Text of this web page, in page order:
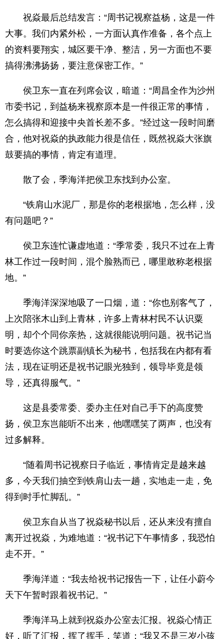
祝焱最后总结发言：“周书记视察益杨，这是一件
大事。我们内紧外松，一方面认真作准备，各个点上
的资料要翔实，城区要干净、整洁，另一方面也不要
搞得沸沸扬扬，要注意保密工作。”
侯卫东一直在列席会议，暗道：“周昌全作为沙州
市委书记，到益杨来视察原本是一件很正常的事情，
怎么搞得和迎接中央首长差不多。”经过这一段时间磨
合，他对祝焱的执政能力很是信任，既然祝焱大张旗
鼓要搞的事情，肯定有道理。
散了会，季海洋把侯卫东找到办公室。
“铁肩山水泥厂，那是你的老根据地，怎么样，没
有问题吧？”
侯卫东连忙谦虚地道：“季常委，我只不过在上青
林工作过一段时间，混个脸熟而已，哪里敢称老根据
地。”
季海洋深深地吸了一口烟，道：“你也别客气了，
上次陪张木山到上青林，许多上青林村民不认识粟
明，却个个同你亲热，这就很能说明问题。祝书记当
时要选你这个跳票副镇长为秘书，包括我在内都有看
法，现在证明还是祝书记眼光独到，领导毕竟是领
导，还真得服气。”
这是县委常委、委办主任对自己手下的高度赞
扬，侯卫东岂能听不出来，他嘿嘿笑了两声，也没有
过多解释。
“随着周书记视察日子临近，事情肯定是越来越
多，今天我们抽空到铁肩山去一趟，实地走一走，免
得到时手忙脚乱。”
侯卫东自从当了祝焱秘书以后，还从来没有擅自
离开过祝焱，为难地道：“祝书记下午事情多，我恐怕
走不开。”
季海洋道：“我去给祝书记报告一下，让任小蔚今
天下午暂时跟着祝书记。”
季海洋马上就到祝焱办公室去汇报。祝焱心情正
好，听了汇报，挥了挥手，笑道：“我又不是三岁小孩